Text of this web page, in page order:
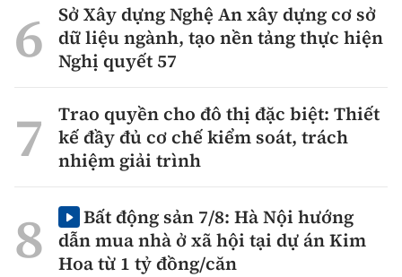
Sở Xây dựng Nghệ An xây dựng cơ sở
dữ liệu ngành, tạo nền tảng thực hiện
Nghị quyết 57
Trao quyền cho đô thị đặc biệt: Thiết
kế đầy đủ cơ chế kiểm soát, trách
nhiệm giải trình
Bất động sản 7/8: Hà Nội hướng
dẫn mua nhà ở xã hội tại dự án Kim
Hoa từ 1 tỷ đồng/căn